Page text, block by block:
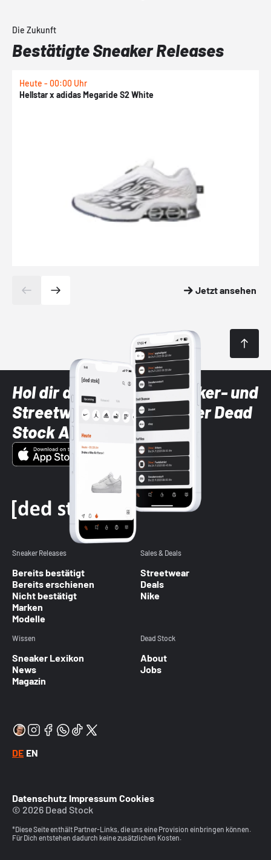
Die Zukunft
Bestätigte Sneaker Releases
Heute - 00:00 Uhr
Hellstar x adidas Megaride S2 White
Jetzt ansehen
Hol dir die neuesten Sneaker- und
Streetwear-Brands mit der Dead
Stock App
Sneaker Releases
Bereits bestätigt
Bereits erschienen
Nicht bestätigt
Marken
Modelle
Sales & Deals
Streetwear
Deals
Nike
Wissen
Sneaker Lexikon
News
Magazin
Dead Stock
About
Jobs
DE EN
Datenschutz Impressum Cookies
© 2026 Dead Stock
*Diese Seite enthält Partner-Links, die uns eine Provision einbringen können.
Für Dich entstehen dadurch keine zusätzlichen Kosten.